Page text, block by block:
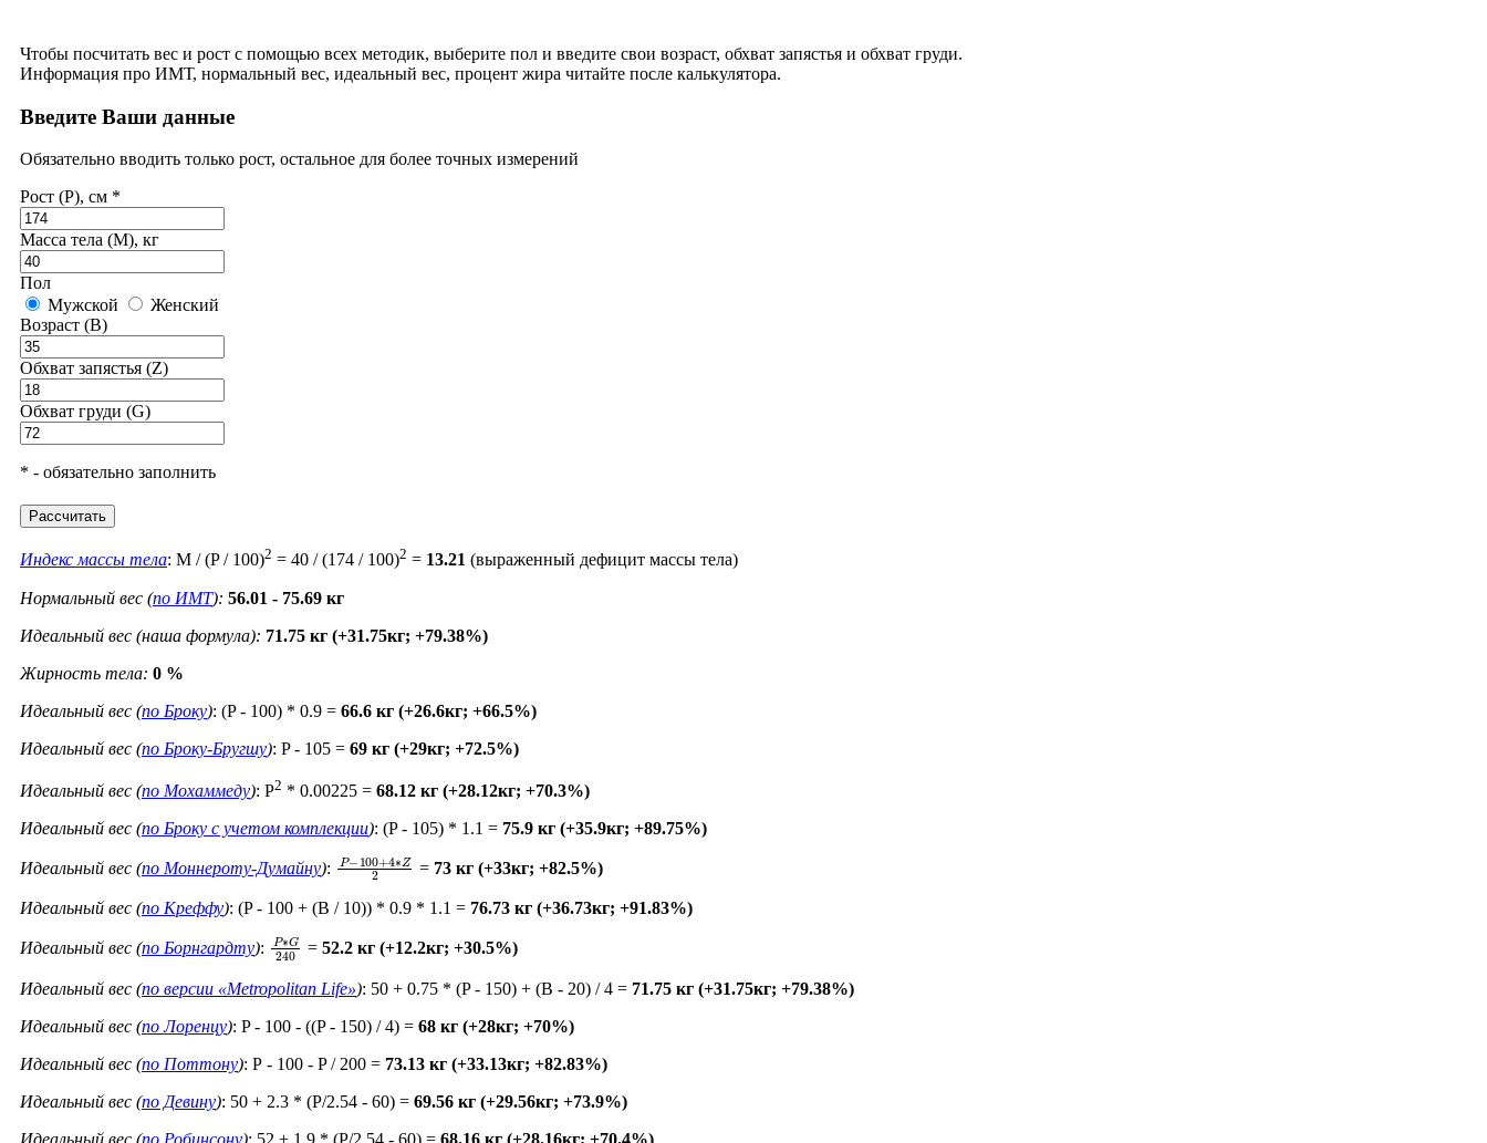
Чтобы посчитать вес и рост с помощью всех методик, выберите пол и введите свои возраст, обхват запястья и обхват груди.
Информация про ИМТ, нормальный вес, идеальный вес, процент жира читайте после калькулятора.
Введите Ваши данные
Обязательно вводить только рост, остальное для более точных измерений
Рост (P), см *
Масса тела (M), кг
Пол
Мужской
Женский
Возраст (B)
Обхват запястья (Z)
Обхват груди (G)
* - обязательно заполнить
Рассчитать
Индекс массы тела: M / (P / 100)2 = 40 / (174 / 100)2 = 13.21 (выраженный дефицит массы тела)
Нормальный вес (по ИМТ): 56.01 - 75.69 кг
Идеальный вес (наша формула): 71.75 кг (+31.75кг; +79.38%)
Жирность тела: 0 %
Идеальный вес (по Броку): (P - 100) * 0.9 = 66.6 кг (+26.6кг; +66.5%)
Идеальный вес (по Броку-Бругшу): P - 105 = 69 кг (+29кг; +72.5%)
Идеальный вес (по Мохаммеду): P2 * 0.00225 = 68.12 кг (+28.12кг; +70.3%)
Идеальный вес (по Броку c учетом комплекции): (P - 105) * 1.1 = 75.9 кг (+35.9кг; +89.75%)
Идеальный вес (по Моннероту-Думайну): P− 100 +4∗ 2
= 73 кг (+33кг; +82.5%)
Идеальный вес (по Креффу): (P - 100 + (B / 10)) * 0.9 * 1.1 = 76.73 кг (+36.73кг; +91.83%)
Идеальный вес (по Борнгардту): P∗G 240
=52.2 кг (+12.2кг; +30.5%)
Идеальный вес (по версии «Metropolitan Life»): 50 + 0.75 * (P - 150) + (B - 20) / 4 = 71.75 кг (+31.75кг; +79.38%)
Идеальный вес (по Лоренцу): P - 100 - ((P - 150) / 4) = 68 кг (+28кг; +70%)
Идеальный вес (по Поттону): Р - 100 - P / 200 = 73.13 кг (+33.13кг; +82.83%)
Идеальный вес (по Девину): 50 + 2.3 * (P/2.54 - 60) = 69.56 кг (+29.56кг; +73.9%)